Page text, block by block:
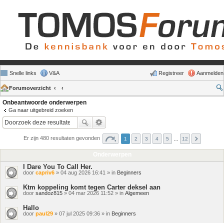
Snelle links V&A Aanmelden
Registreer
Forumoverzicht
Onbeantwoorde onderwerpen
Ga naar uitgebreid zoeken
Er zijn 480 resultaten gevonden 1 2 3 4 5 12
I Dare You To Call Her.
door capriv6 » 04 aug 2026 16:41 » in Beginners
Ktm koppeling komt tegen Carter deksel aan
door sandoz815 » 04 mar 2026 11:52 » in Algemeen
Hallo
door paul29 » 07 jul 2025 09:36 » in Beginners